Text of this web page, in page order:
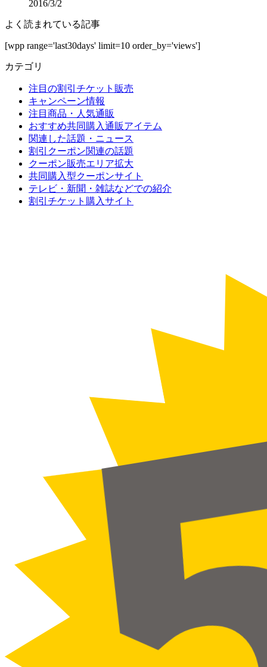
2016/3/2
よく読まれている記事
[wpp range='last30days' limit=10 order_by='views']
カテゴリ
注目の割引チケット販売
キャンペーン情報
注目商品・人気通販
おすすめ共同購入通販アイテム
関連した話題・ニュース
割引クーポン関連の話題
クーポン販売エリア拡大
共同購入型クーポンサイト
テレビ・新聞・雑誌などでの紹介
割引チケット購入サイト